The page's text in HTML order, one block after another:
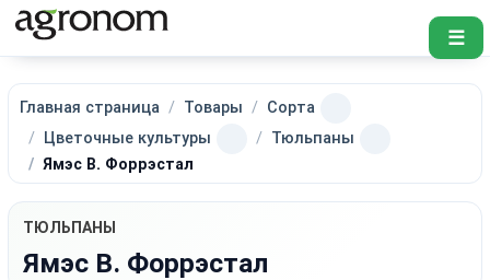
☰
Главная страница Товары
Сорта
Цветочные культуры
Тюльпаны
Ямэс В. Форрэстал
ТЮЛЬПАНЫ
Ямэс В. Форрэстал